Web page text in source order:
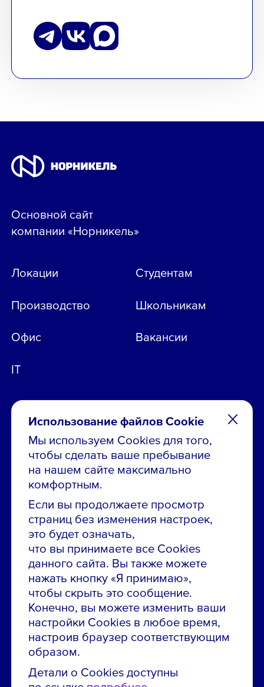
Использование файлов Cookie
Мы используем Cookies для того,
чтобы сделать ваше пребывание
на нашем сайте максимально
комфортным.
Если вы продолжаете просмотр
страниц без изменения настроек,
это будет означать,
что вы принимаете все Cookies
данного сайта. Вы также можете
нажать кнопку «Я принимаю»,
чтобы скрыть это сообщение.
Конечно, вы можете изменить ваши
настройки Cookies в любое время,
настроив браузер соответствующим
образом.
Детали о Cookies доступны
Остались вопросы по вакансиям?
Звони в контакт-центр:
8 800 700-19-43
Основной сайт
компании «Норникель»
Локации
Производство
Офис
IT
Студентам
Школьникам
Вакансии
Сообщить об ошибке на сайте
ПАО «ГМК «Норильский никель»
Использование материалов сайта
без согласования запрещено.
Российская Федерация, 123112, г. Москва, 1-й
Красногвардейский проезд., д. 15
Политика конфиденциальности
Политика использования файлов cookie
Пользовательское соглашение об использовании
сайта